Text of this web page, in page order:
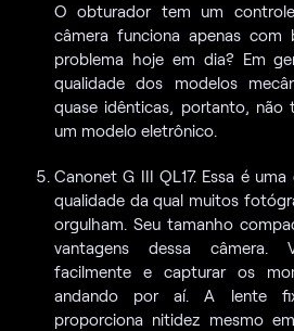
O obturador tem um
câmera funciona apenas com
problema hoje em dia? Em
qualidade dos modelos
quase idênticas, portanto, não
um modelo eletrônico.
Canonet G III QL17. Essa é
qualidade da qual muitos
orgulham. Seu tamanho
vantagens dessa câmera.
facilmente e capturar os
andando por aí. A lente
proporciona nitidez mesmo